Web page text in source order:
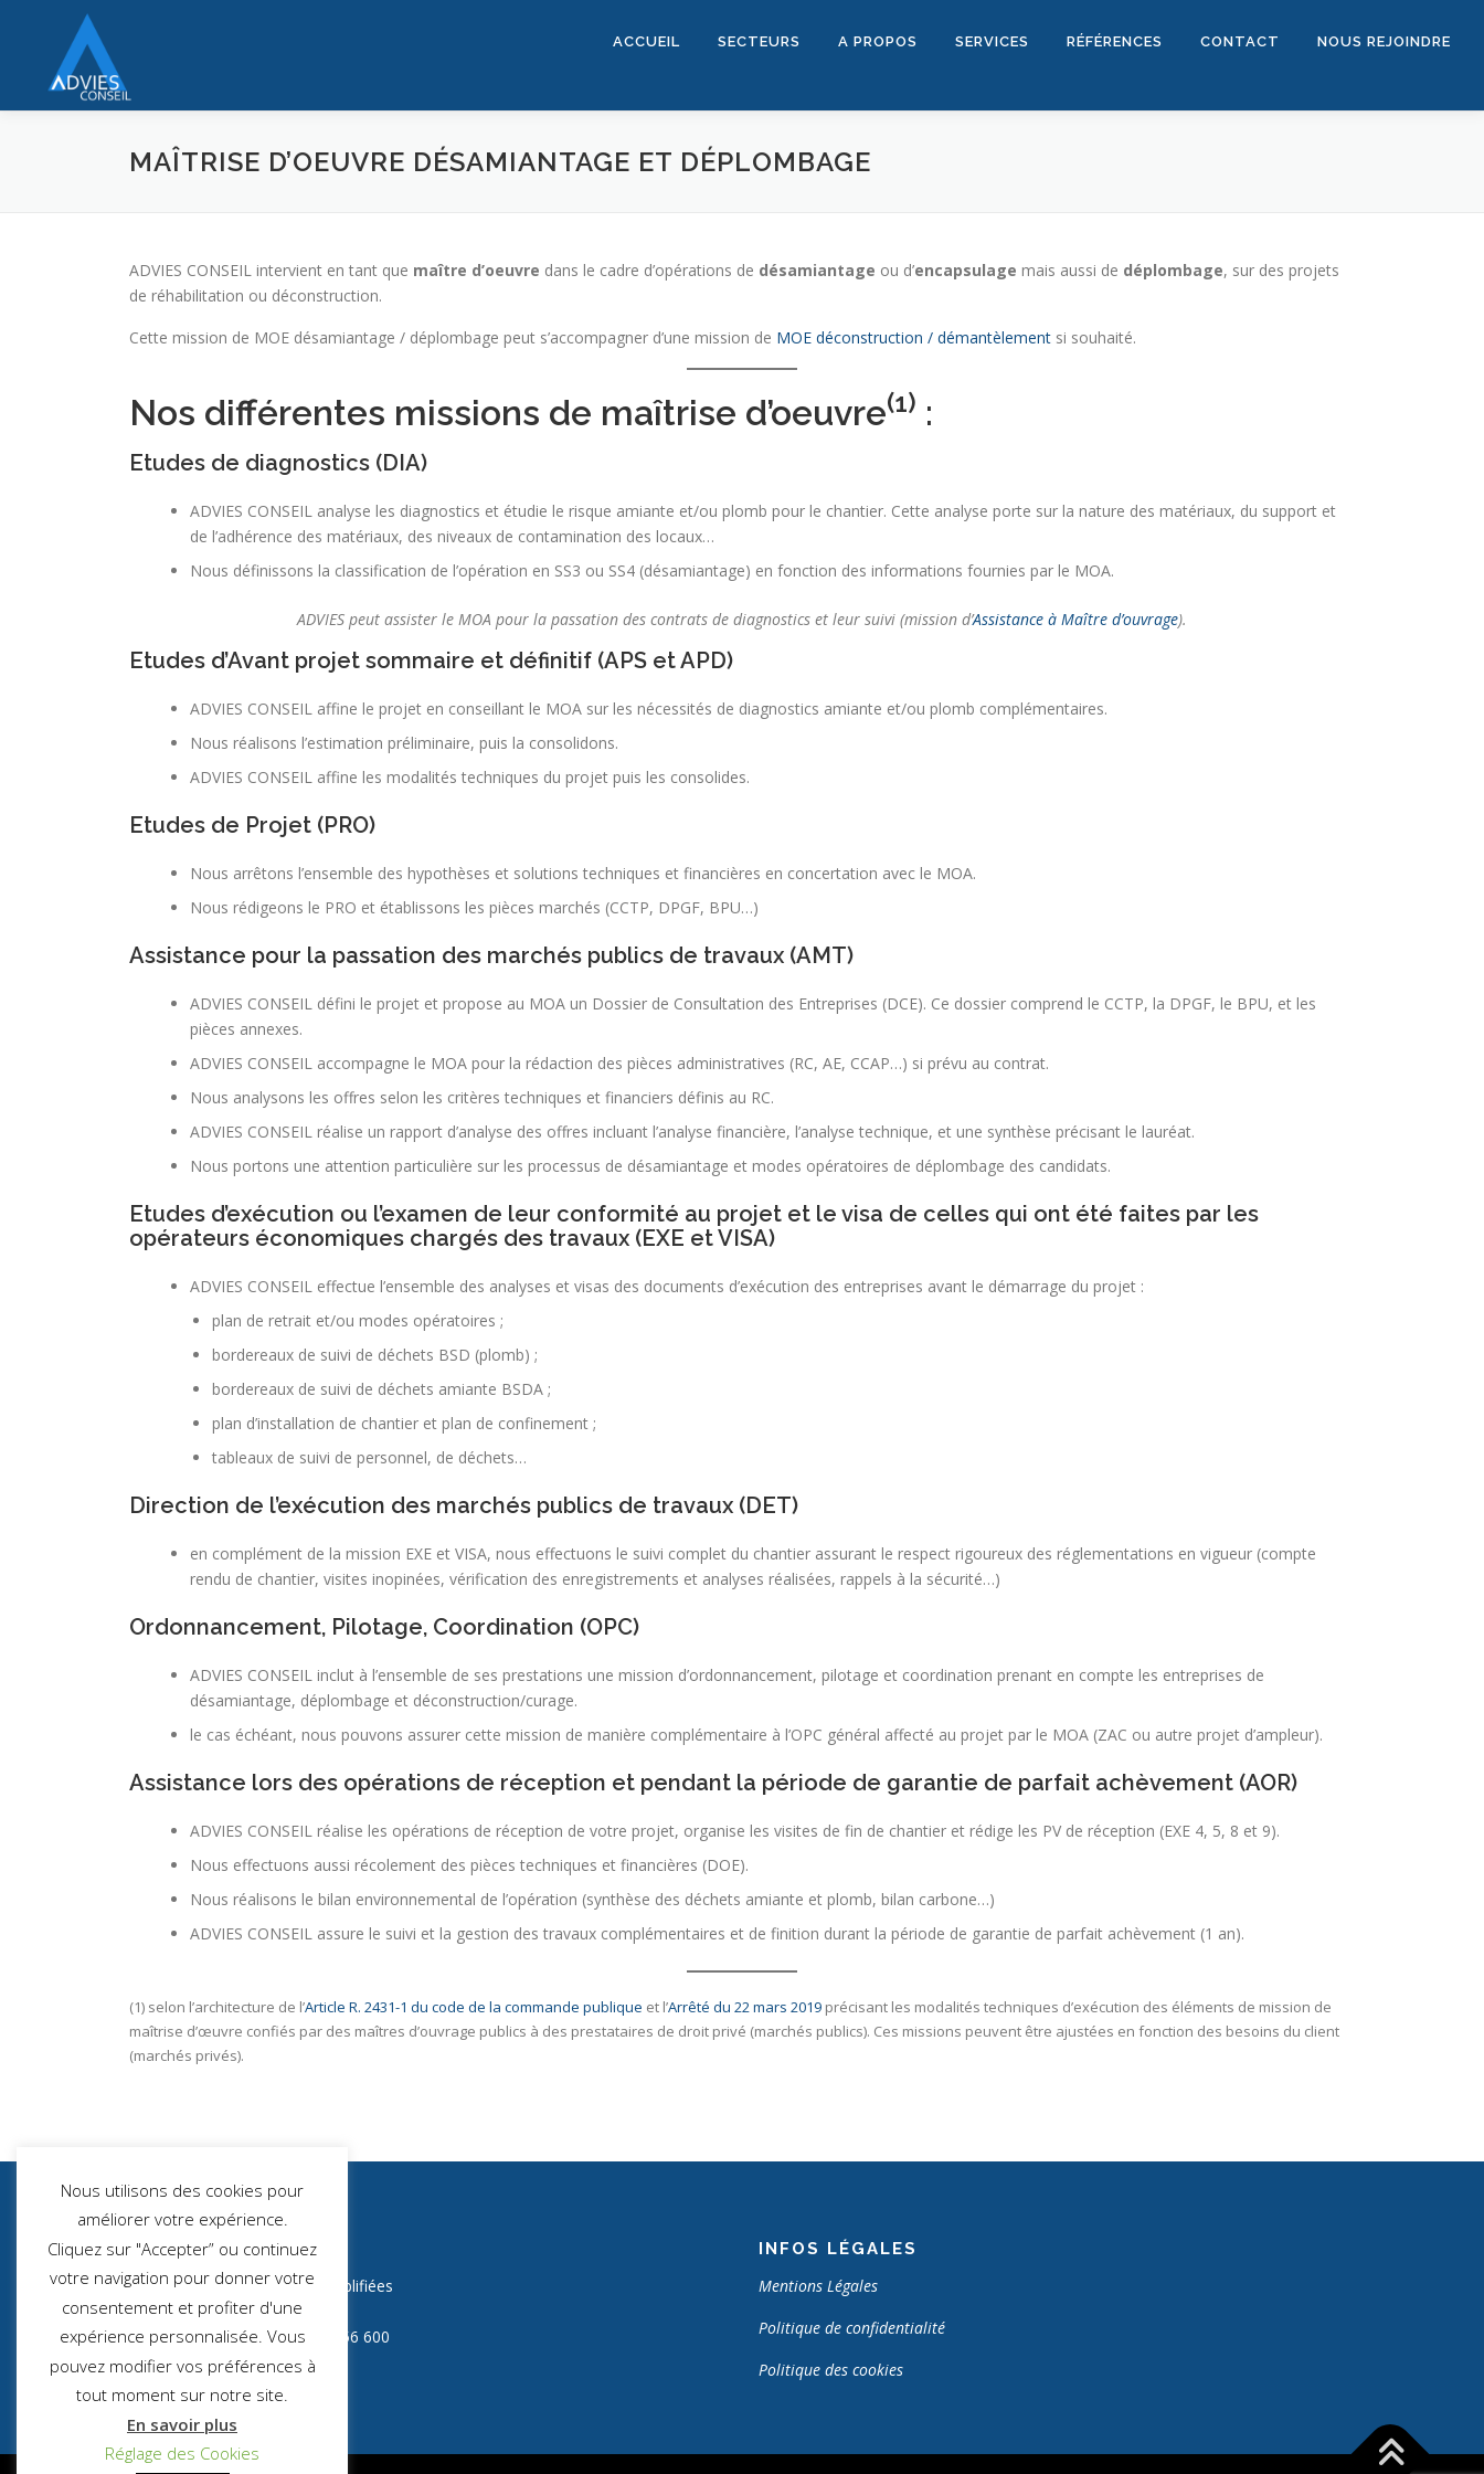
ACCUEIL SECTEURS A PROPOS SERVICES RÉFÉRENCES CONTACT NOUS REJOINDRE
MAÎTRISE D’OEUVRE DÉSAMIANTAGE ET DÉPLOMBAGE
ADVIES CONSEIL intervient en tant que maître d’oeuvre dans le cadre d’opérations de désamiantage ou d’encapsulage mais aussi de déplombage, sur des projets
de réhabilitation ou déconstruction.
Cette mission de MOE désamiantage / déplombage peut s’accompagner d’une mission de MOE déconstruction / démantèlement si souhaité.
Nos différentes missions de maîtrise d’oeuvre(1) :
Etudes de diagnostics (DIA)
ADVIES CONSEIL analyse les diagnostics et étudie le risque amiante et/ou plomb pour le chantier. Cette analyse porte sur la nature des matériaux, du support et
de l’adhérence des matériaux, des niveaux de contamination des locaux…
Nous définissons la classification de l’opération en SS3 ou SS4 (désamiantage) en fonction des informations fournies par le MOA.
ADVIES peut assister le MOA pour la passation des contrats de diagnostics et leur suivi (mission d’Assistance à Maître d’ouvrage).
Etudes d’Avant projet sommaire et définitif (APS et APD)
ADVIES CONSEIL affine le projet en conseillant le MOA sur les nécessités de diagnostics amiante et/ou plomb complémentaires.
Nous réalisons l’estimation préliminaire, puis la consolidons.
ADVIES CONSEIL affine les modalités techniques du projet puis les consolides.
Etudes de Projet (PRO)
Nous arrêtons l’ensemble des hypothèses et solutions techniques et financières en concertation avec le MOA.
Nous rédigeons le PRO et établissons les pièces marchés (CCTP, DPGF, BPU…)
Assistance pour la passation des marchés publics de travaux (AMT)
ADVIES CONSEIL défini le projet et propose au MOA un Dossier de Consultation des Entreprises (DCE). Ce dossier comprend le CCTP, la DPGF, le BPU, et les
pièces annexes.
ADVIES CONSEIL accompagne le MOA pour la rédaction des pièces administratives (RC, AE, CCAP…) si prévu au contrat.
Nous analysons les offres selon les critères techniques et financiers définis au RC.
ADVIES CONSEIL réalise un rapport d’analyse des offres incluant l’analyse financière, l’analyse technique, et une synthèse précisant le lauréat.
Nous portons une attention particulière sur les processus de désamiantage et modes opératoires de déplombage des candidats.
Etudes d’exécution ou l’examen de leur conformité au projet et le visa de celles qui ont été faites par les
opérateurs économiques chargés des travaux (EXE et VISA)
ADVIES CONSEIL effectue l’ensemble des analyses et visas des documents d’exécution des entreprises avant le démarrage du projet :
plan de retrait et/ou modes opératoires ;
bordereaux de suivi de déchets BSD (plomb) ;
bordereaux de suivi de déchets amiante BSDA ;
plan d’installation de chantier et plan de confinement ;
tableaux de suivi de personnel, de déchets…
Direction de l’exécution des marchés publics de travaux (DET)
en complément de la mission EXE et VISA, nous effectuons le suivi complet du chantier assurant le respect rigoureux des réglementations en vigueur (compte
rendu de chantier, visites inopinées, vérification des enregistrements et analyses réalisées, rappels à la sécurité…)
Ordonnancement, Pilotage, Coordination (OPC)
ADVIES CONSEIL inclut à l’ensemble de ses prestations une mission d’ordonnancement, pilotage et coordination prenant en compte les entreprises de
désamiantage, déplombage et déconstruction/curage.
le cas échéant, nous pouvons assurer cette mission de manière complémentaire à l’OPC général affecté au projet par le MOA (ZAC ou autre projet d’ampleur).
Assistance lors des opérations de réception et pendant la période de garantie de parfait achèvement (AOR)
ADVIES CONSEIL réalise les opérations de réception de votre projet, organise les visites de fin de chantier et rédige les PV de réception (EXE 4, 5, 8 et 9).
Nous effectuons aussi récolement des pièces techniques et financières (DOE).
Nous réalisons le bilan environnemental de l’opération (synthèse des déchets amiante et plomb, bilan carbone…)
ADVIES CONSEIL assure le suivi et la gestion des travaux complémentaires et de finition durant la période de garantie de parfait achèvement (1 an).
(1) selon l’architecture de l’Article R. 2431-1 du code de la commande publique et l’Arrêté du 22 mars 2019 précisant les modalités techniques d’exécution des éléments de mission de
maîtrise d’œuvre confiés par des maîtres d’ouvrage publics à des prestataires de droit privé (marchés publics). Ces missions peuvent être ajustées en fonction des besoins du client
(marchés privés).
ADVIES CONSEIL
SAS – Société par Actions Simplifiées
SIRET : 882 956 600 00028
Numéro de TVA : FR 20 882 956 600
Capital social : 2000,00 €
INFOS LÉGALES
Mentions Légales
Politique de confidentialité
Politique des cookies
Nous utilisons des cookies pour
améliorer votre expérience.
Cliquez sur "Accepter” ou continuez
votre navigation pour donner votre
consentement et profiter d'une
expérience personnalisée. Vous
pouvez modifier vos préférences à
tout moment sur notre site.
En savoir plus
Réglage des Cookies